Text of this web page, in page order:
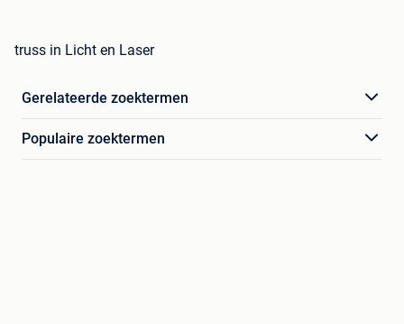
truss in Licht en Laser
Gerelateerde zoektermen
Populaire zoektermen